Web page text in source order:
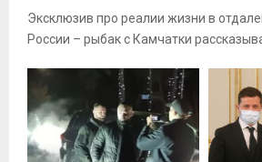
Эксклюзив про реалии жизни в
России – рыбак с Камчатки